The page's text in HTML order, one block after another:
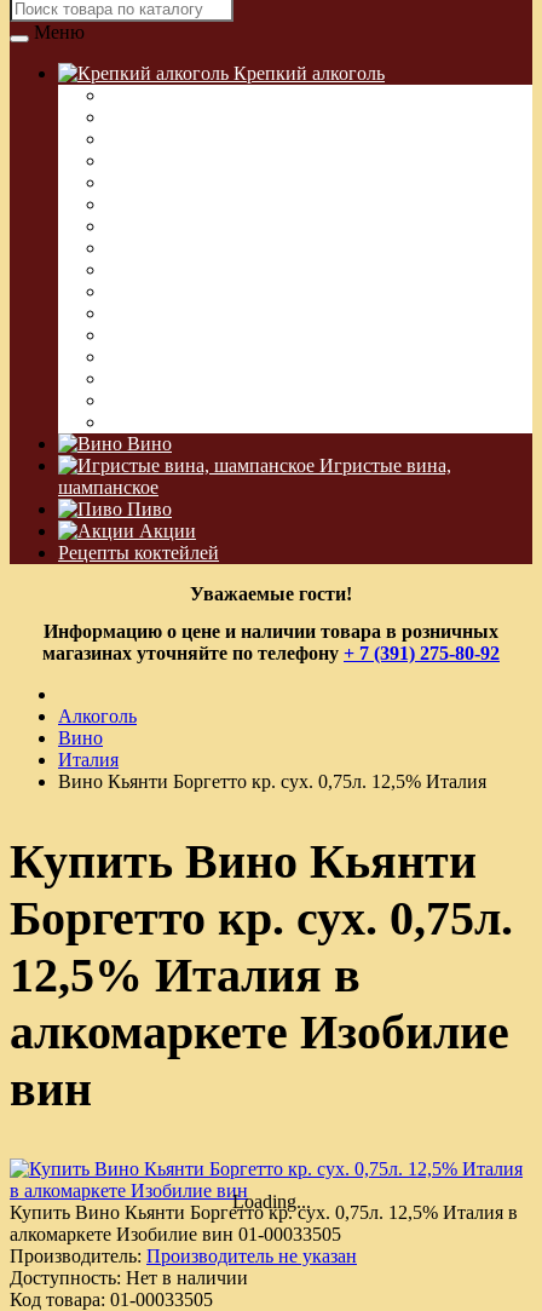
Меню
Крепкий алкоголь
Вино
Игристые вина,
шампанское
Пиво
Акции
Рецепты коктейлей
Уважаемые гости!
Информацию о цене и наличии товара в розничных
магазинах уточняйте по телефону + 7 (391) 275-80-92
Алкоголь
Вино
Италия
Вино Кьянти Боргетто кр. сух. 0,75л. 12,5% Италия
Купить Вино Кьянти
Боргетто кр. сух. 0,75л.
12,5% Италия в
алкомаркете Изобилие
вин
Loading...
Купить Вино Кьянти Боргетто кр. сух. 0,75л. 12,5% Италия в
алкомаркете Изобилие вин 01-00033505
Производитель: Производитель не указан
Доступность: Нет в наличии
Код товара: 01-00033505